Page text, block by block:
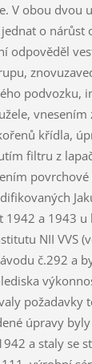
V obou dvou
o nárůst
odpověděl
podvozku,
vnesením
křídla,
filtru z
1942 a 1943 u
NII VVS
č.292 a
požadavky
úpravy
a staly se